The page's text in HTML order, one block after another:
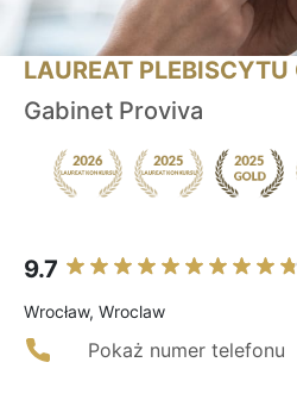
LAUREAT PLEBISCYTU
Gabinet Proviva
9.7
Wrocław, Wroclaw
Pokaż numer telefonu